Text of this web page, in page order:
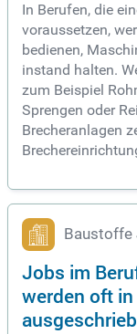
In Berufen, die
voraussetzen,
bedienen,
instand halten.
zum Beispiel
Sprengen oder
Brecheranlagen
Baustoffe
Jobs im
werden oft